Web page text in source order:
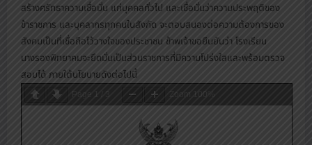
สร้างศรัทธาความเชื่อมั่น แก่บุคคลทั่วไป และเชื่อมั่นว่าความประพฤติของ
ข้าราชการ และบุคลากรทุกคนในสังกัด จะตอบสนองต่อความต้องการของ
สังคมเป็นที่เชื่อถือไว้วางใจของประชาชน ข้าพเจ้าขอยืนยันว่า โรงเรียน
นางรองพิทยาคมจะยึดมั่นเป็นส่วนราชการที่มีความโปร่งใสและพร้อมตรวจ
สอบได้ ภายใต้นโยบายดังต่อไปนี้
Page 1 3 Zoom 100%